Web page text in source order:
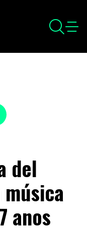
del
anos